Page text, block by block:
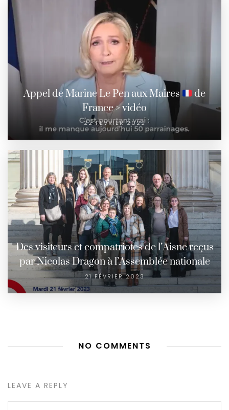
Appel de Marine Le Pen aux Maires
de
France > vidéo
22 FÉVRIER 2022
Des visiteurs et compatriotes de l’Aisne reçus
par Nicolas Dragon à l’Assemblée nationale
21 FÉVRIER 2023
NO COMMENTS
LEAVE A REPLY